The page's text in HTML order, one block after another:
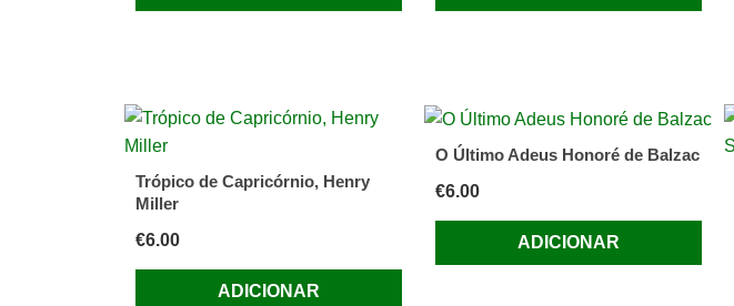
Trópico de Capricórnio, Henry
Miller
€6.00
ADICIONAR
O Último Adeus Honoré de Balzac
€6.00
ADICIONAR